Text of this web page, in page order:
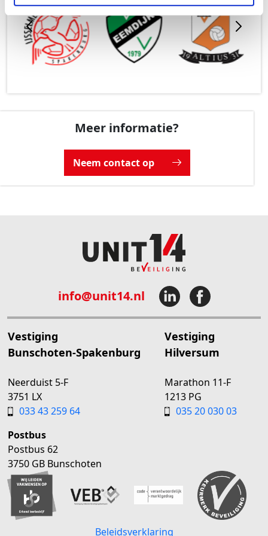
Meer informatie?
Neem contact op
info@unit14.nl
Vestiging
Bunschoten-Spakenburg
Neerduist 5-F
3751 LX
033 43 259 64
Postbus
Postbus 62
3750 GB Bunschoten
Vestiging
Hilversum
Marathon 11-F
1213 PG
035 20 030 03
Beleidsverklaring